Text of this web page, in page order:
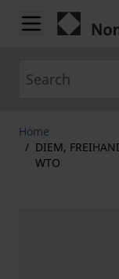
Skip to Content
Home
/ DIEM,
WTO